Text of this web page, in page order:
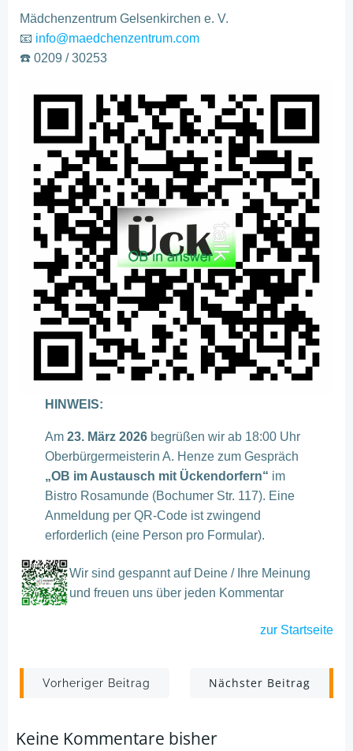
Mädchenzentrum Gelsenkirchen e. V.
📧 info@maedchenzentrum.com
☎️ 0209 / 30253
HINWEIS:
Am 23. März 2026begrüßen wir ab 18:00 Uhr
Oberbürgermeisterin A. Henze zum Gespräch
„OB im Austausch mit Ückendorfern“ im
Bistro Rosamunde (Bochumer Str. 117). Eine
Anmeldung per QR-Code ist zwingend
erforderlich (eine Person pro Formular).
Wir sind gespannt auf Deine / Ihre Meinung
und freuen uns über jeden Kommentar
zur Startseite
Post
navigation
Vorheriger Beitrag
Post
navigation
Nächster Beitrag
Keine Kommentare bisher